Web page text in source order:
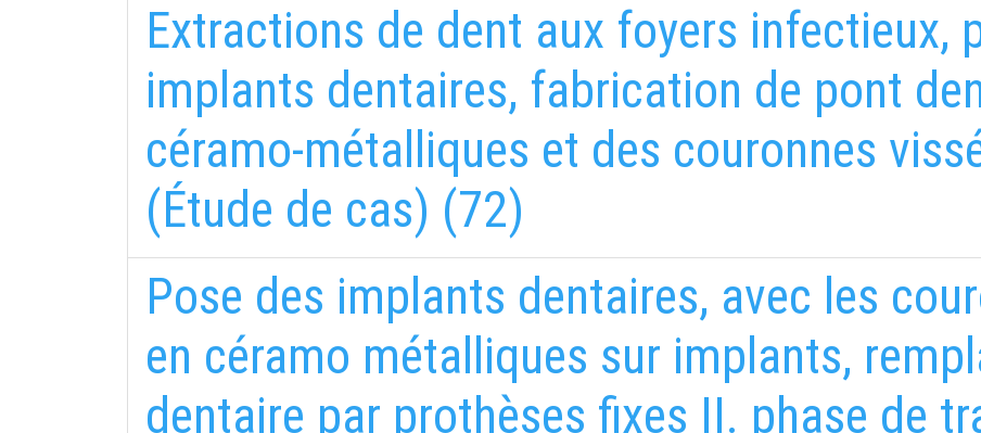
Extractions de dent aux foyers infectieux,
implants dentaires, fabrication de pont
céramo-métalliques et des couronnes
(Étude de cas) (72)
Pose des implants dentaires, avec les
en céramo métalliques sur implants,
dentaire par prothèses fixes II. phase de